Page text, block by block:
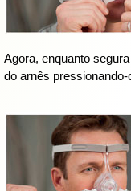
Agora, enquanto
do arnês